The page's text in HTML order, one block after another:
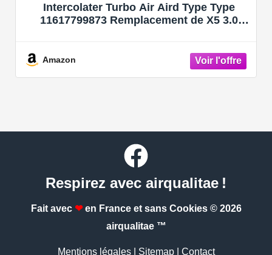
Intercolater Turbo Air Aird Type Type
11617799873 Remplacement de X5 3.0
Amazon
Respirez avec airqualitae !
Fait avec ❤en France et sans Cookies © 2026
airqualitae ™
Mentions légales| Sitemap| Contact